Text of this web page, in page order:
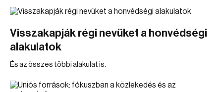
Visszakapják régi nevüket a honvédségi
alakulatok
És az összes többi alakulat is.